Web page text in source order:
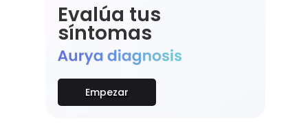
Evalúa tus
síntomas
Empezar